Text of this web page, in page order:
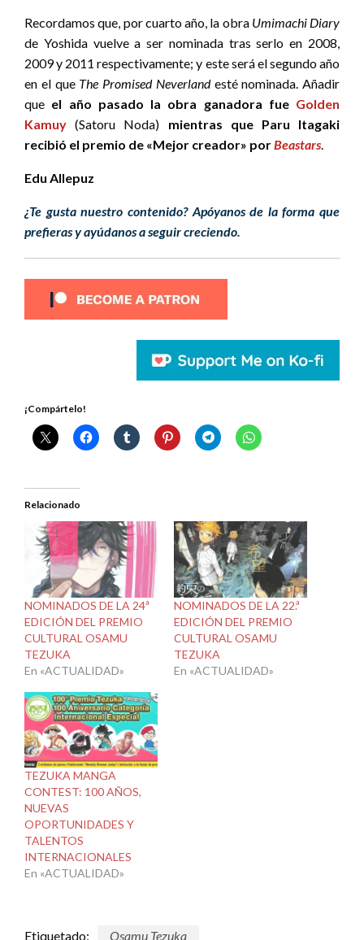
Recordamos que, por cuarto año, la obra Umimachi Diary
de Yoshida vuelve a ser nominada tras serlo en 2008,
2009 y 2011 respectivamente; y este será el segundo año
en el que The Promised Neverlandesté nominada. Añadir
que el año pasado la obra ganadora fue Golden
Kamuy (Satoru Noda) mientras que Paru Itagaki
recibió el premio de «Mejor creador» porBeastars
Edu Allepuz
¿Te gusta nuestro contenido? Apóyanos de la forma que
prefieras y ayúdanos a seguir creciendo.
¡Compártelo!
Relacionado
NOMINADOS DE LA 24ª
EDICIÓN DEL PREMIO
CULTURAL OSAMU
TEZUKA
En «ACTUALIDAD»
NOMINADOS DE LA 22.ª
EDICIÓN DEL PREMIO
CULTURAL OSAMU
TEZUKA
En «ACTUALIDAD»
TEZUKA MANGA
CONTEST: 100 AÑOS,
NUEVAS
OPORTUNIDADES Y
TALENTOS
INTERNACIONALES
En «ACTUALIDAD»
Etiquetado: Osamu Tezuka